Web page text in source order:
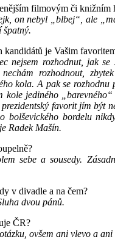
filmovým či knižním
on nebyl „blbej“, ale
špatný.
kandidátů je Vašim
nejsem rozhodnut, jak se
rozhodnout, zbytek
kola. A pak se rozhodnu
kole jediného
favorit jím být
bolševického bordelu
Radek Mašín.
sebe a sousedy.
v divadle a na čem?
dvou pánů.
ČR?
ovšem ani vlevo a ani